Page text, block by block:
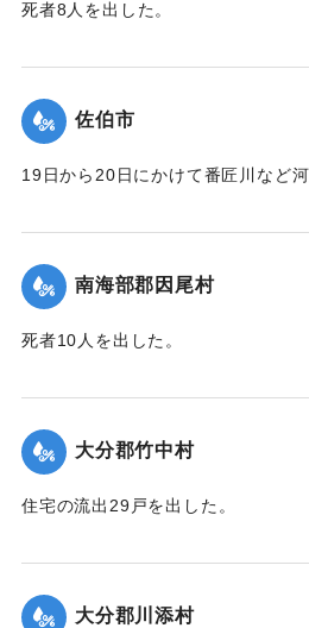
死者8人を出した。
｜固有コード: 00481055
佐伯市
19日から20日にかけて番匠川など
た。現地では警防団が平屋の住民
させるなどした。
【出典：大分合同新聞 1943年9月
南海部郡因尾村
死者10人を出した。
｜固有コード:00481057
大分郡竹中村
住宅の流出29戸を出した。
｜固有コード:00481050
大分郡川添村